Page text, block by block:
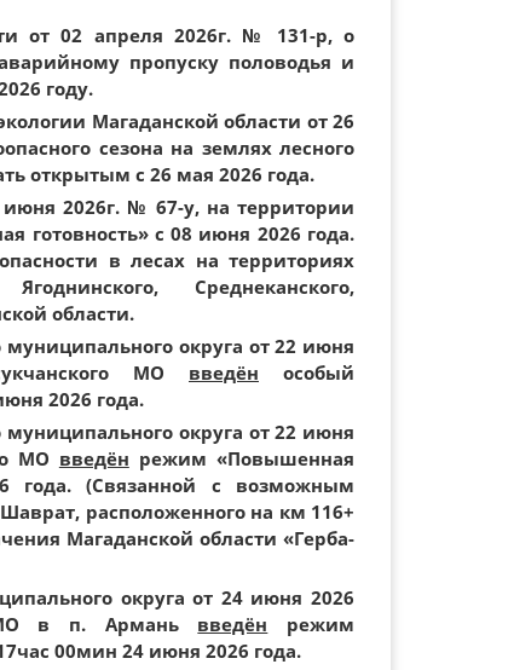
от 02 апреля 2026г. № 131-р, о
пропуску половодья и
году.
Магаданской области от 26
сезона на землях лесного
открытым с 26 мая 2026 года.
2026г. № 67-у, на территории
готовность» с 08 июня 2026 года.
в лесах на территориях
Среднеканского,
области.
округа от 22 июня
МО введён особый
2026 года.
округа от 22 июня
МО введён режим «Повышенная
года. (Связанной с возможным
расположенного на км 116+
Магаданской области «Герба-
округа от 24 июня 2026
в п. Армань введён режим
00мин 24 июня 2026 года.